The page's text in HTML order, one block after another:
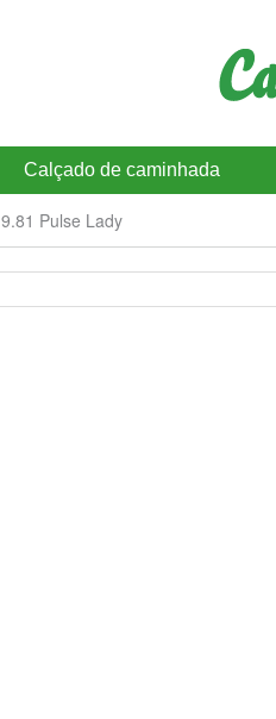
Calçado de caminhada
9.81 Pulse Lady